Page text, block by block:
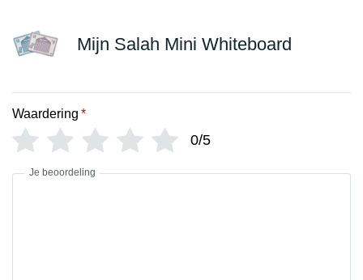
Mijn Salah Mini Whiteboard
Waardering *
0/5
Je beoordeling